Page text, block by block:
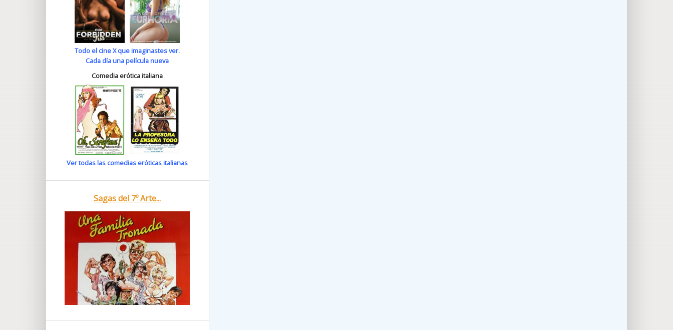
Todo el cine X que imaginastes ver.
Cada día una película nueva
Comedia erótica italiana
Ver todas las comedias eróticas italianas
Sagas del 7º Arte...